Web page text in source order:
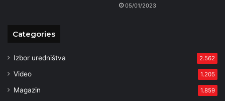
05/01/2023
Categories
Izbor uredništva 2.562
Video 1.205
Magazin 1.859